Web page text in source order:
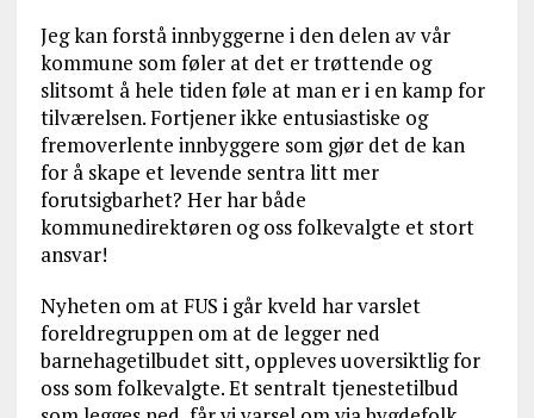
Jeg kan forstå innbyggerne i den delen av vår
kommune som føler at det er trøttende og
slitsomt å hele tiden føle at man er i en kamp for
tilværelsen. Fortjener ikke entusiastiske og
fremoverlente innbyggere som gjør det de kan
for å skape et levende sentra litt mer
forutsigbarhet? Her har både
kommunedirektøren og oss folkevalgte et stort
ansvar!
Nyheten om at FUS i går kveld har varslet
foreldregruppen om at de legger ned
barnehagetilbudet sitt, oppleves uoversiktlig for
oss som folkevalgte. Et sentralt tjenestetilbud